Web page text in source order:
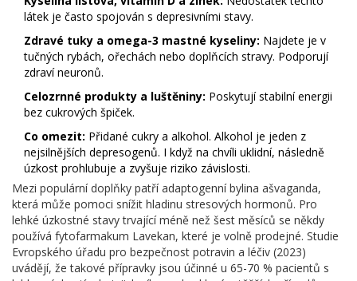
látek je často spojován s depresivními stavy.
Zdravé tuky a omega-3 mastné kyseliny: Najdete je v
tučných rybách, ořechách nebo doplňcích stravy. Podporují
zdraví neuronů.
Celozrnné produkty a luštěniny: Poskytují stabilní energii
bez cukrových špiček.
Co omezit: Přidané cukry a alkohol. Alkohol je jeden z
nejsilnějších depresogenů. I když na chvíli uklidní, následně
úzkost prohlubuje a zvyšuje riziko závislosti.
Mezi populární doplňky patří adaptogenní bylina ašvaganda,
která může pomoci snížit hladinu stresových hormonů. Pro
lehké úzkostné stavy trvající méně než šest měsíců se někdy
používá fytofarmakum Lavekan, které je volně prodejné. Studie
Evropského úřadu pro bezpečnost potravin a léčiv (2023)
uvádějí, že takové přípravky jsou účinné u 65-70 % pacientů s